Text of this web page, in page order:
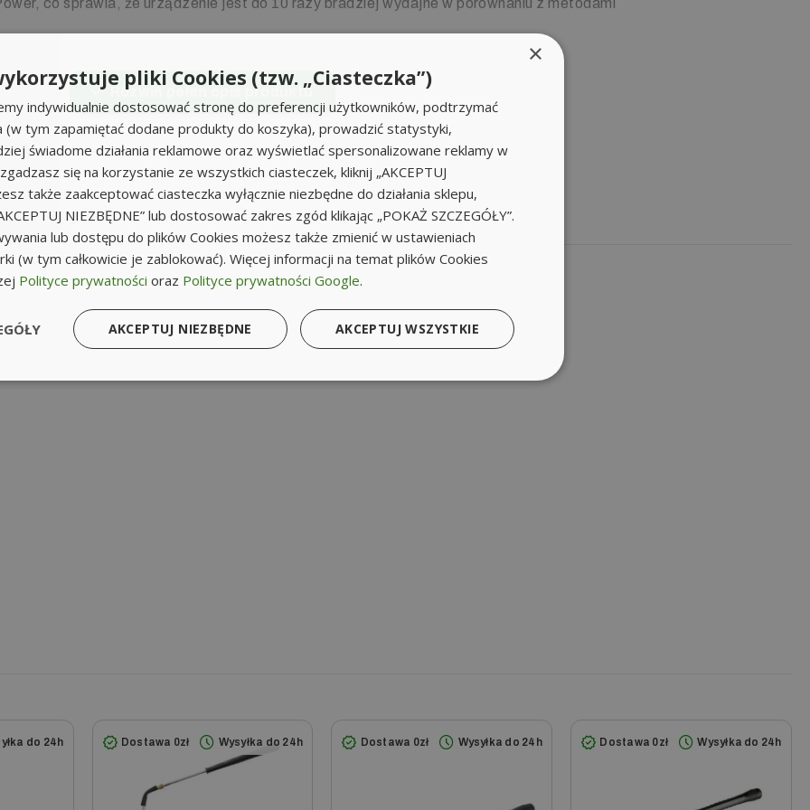
co sprawia, że urządzenie jest do 10 razy bradziej wydajne w porównaniu z metodami
mechanizm do zasysania środka czyszczącego i zintegrowany zawór środka czyszczącego.
wysokociśnieniowych Karcher z serii HD/HDS.
HD 7/18 C Plus
HD 7/18 CX Plus
HD 7/18-4 M
HD 7/18-4 MX Plus
HD 9/19 M
HD 9/19 M Plus
HDS 12/18-4 S
HDS 12/18-4 SX
HDS 7/12-4MX
HDS 8/18-4 M
Rozwiń pełen opis produktu
do 24h Dostawa 0zł Wysyłka do 24h Dostawa 0zł Wysyłka do 24h Dostawa 0zł Wysyłka do 24h
×
pliki Cookies (tzw. „Ciasteczka”)
indywidualnie dostosować stronę do preferencji użytkowników, podtrzymać
(w tym zapamiętać dodane produkty do koszyka), prowadzić statystyki,
świadome działania reklamowe oraz wyświetlać spersonalizowane reklamy w
się na korzystanie ze wszystkich ciasteczek, kliknij „AKCEPTUJ
także zaakceptować ciasteczka wyłącznie niezbędne do działania sklepu,
NIEZBĘDNE” lub dostosować zakres zgód klikając „POKAŻ SZCZEGÓŁY”.
lub dostępu do plików Cookies możesz także zmienić w ustawieniach
(w tym całkowicie je zablokować). Więcej informacji na temat plików Cookies
Polityce prywatności oraz Polityce prywatności Google.
AKCEPTUJ WSZYSTKIE
AKCEPTUJ NIEZBĘDNE